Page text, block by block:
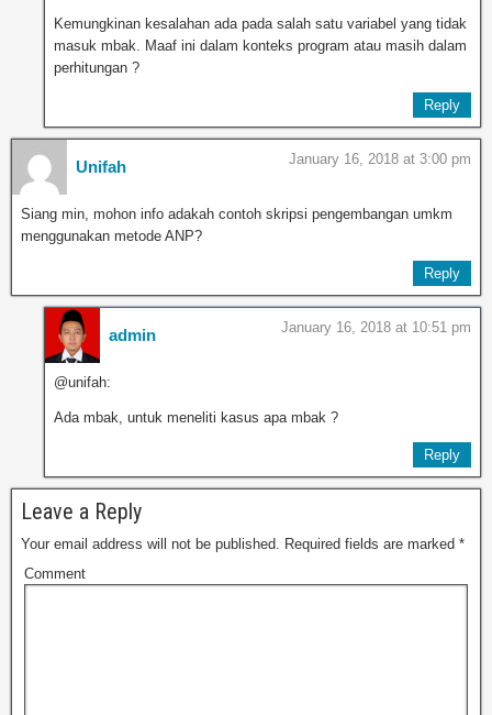
Kemungkinan kesalahan ada pada salah satu variabel yang tidak
masuk mbak. Maaf ini dalam konteks program atau masih dalam
perhitungan ?
Reply
Unifah January 16, 2018 at 3:00 pm
Siang min, mohon info adakah contoh skripsi pengembangan umkm
menggunakan metode ANP?
Reply
admin January 16, 2018 at 10:51 pm
@unifah:
Ada mbak, untuk meneliti kasus apa mbak ?
Reply
Leave a Reply
Your email address will not be published. Required fields are marked *
Comment